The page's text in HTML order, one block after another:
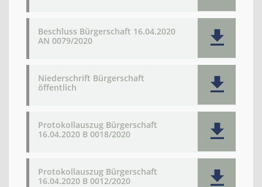
Beschluss Bürgerschaft 16.04.2020
AN 0079/2020
Niederschrift Bürgerschaft
öffentlich
Protokollauszug Bürgerschaft
16.04.2020 B 0018/2020
Protokollauszug Bürgerschaft
16.04.2020 B 0012/2020